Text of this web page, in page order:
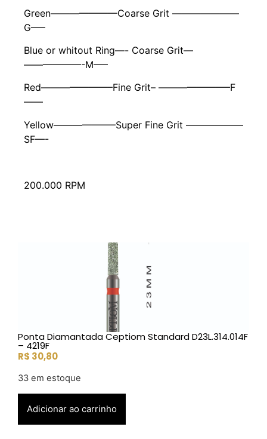
Green———————Coarse Grit ———————
G—–
Blue or whitout Ring—- Coarse Grit—
——————-M—–
Red———————–Fine Grit– ———————–F
——
Yellow——————–Super Fine Grit ——————
SF—-
200.000 RPM
Ponta Diamantada Ceptiom Standard D23L.314.014F
– 4219F
R$ 30,80
33 em estoque
Adicionar ao carrinho